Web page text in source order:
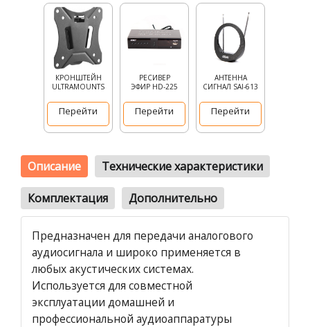
КРОНШТЕЙН
ULTRAMOUNTS
Перейти
РЕСИВЕР
ЭФИР HD-225
Перейти
АНТЕННА
СИГНАЛ SAI-613
Перейти
Описание Технические характеристики
Комплектация Дополнительно
Предназначен для передачи аналогового
аудиосигнала и широко применяется в
любых акустических системах.
Используется для совместной
эксплуатации домашней и
профессиональной аудиоаппаратуры